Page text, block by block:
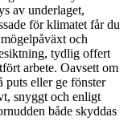
av underlaget,
för klimatet får du
och
tydlig offert
arbete. Oavsett om
puts eller ge fönster
snyggt och enligt
både skyddas